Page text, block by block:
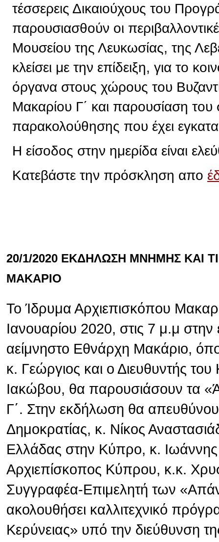
τέσσερεις Δικαιούχους του
παρουσιασθούν οι
Μουσείου της Λευκωσίας, της
κλείσει με την επίδειξη, για το
όργανα στους χώρους του
Μακαρίου Γ΄ και παρουσίαση του
παρακολούθησης που έχει
Η είσοδος στην ημερίδα είναι
Κατεβάστε την πρόσκληση απο
20/1/2020 ΕΚΔΗΛΩΣΗ ΜΝΗΜΗΣ ΚΑΙ
ΜΑΚΑΡΙΟ
Το Ίδρυμα Αρχιεπισκόπου
Ιανουαρίου 2020, στις 7 μ.μ
αείμνηστο Εθνάρχη Μακάριο,
κ. Γεώργιος και ο Διευθυντής
Ιακώβου, θα παρουσιάσουν τα
Γ΄. Στην εκδήλωση θα
Δημοκρατίας, κ. Νίκος
Ελλάδας στην Κύπρο, κ.
Αρχιεπίσκοπος Κύπρου, κ.κ.
Συγγραφέα-Επιμελητή των
ακολουθήσει καλλιτεχνικό
Κερύνειας» υπό την διεύθυνση